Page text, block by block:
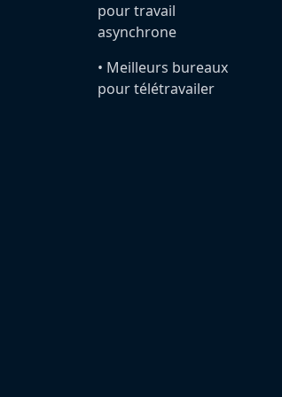
pour travail
asynchrone
•️ Meilleurs bureaux
pour télétravailer